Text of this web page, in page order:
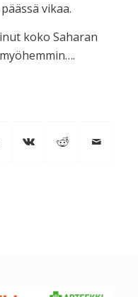
vikaa.
koko Saharan